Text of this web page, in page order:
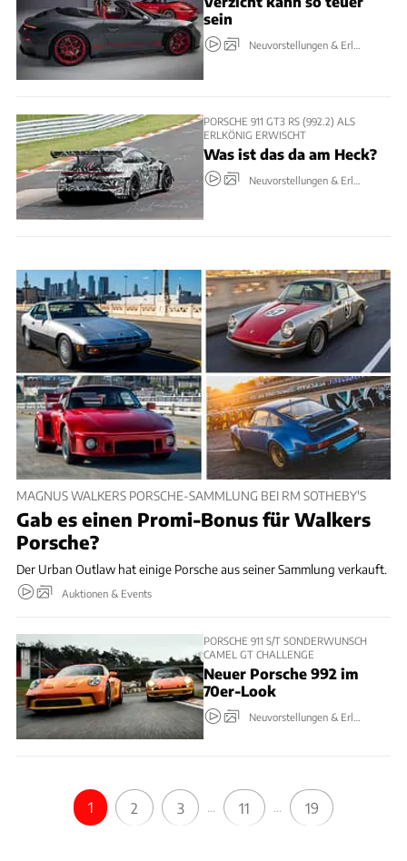
sein
Neuvorstellungen & Erlkönige
PORSCHE 911 GT3 RS (992.2) ALS
ERLKÖNIG ERWISCHT
Was ist das da am Heck?
Neuvorstellungen & Erlkönige
MAGNUS WALKERS PORSCHE-SAMMLUNG BEI RM SOTHEBY'S
Gab es einen Promi-Bonus für Walkers
Porsche?
Der Urban Outlaw hat einige Porsche aus seiner Sammlung verkauft.
Auktionen & Events
PORSCHE 911 S/T SONDERWUNSCH
CAMEL GT CHALLENGE
Neuer Porsche 992 im
70er-Look
Neuvorstellungen & Erlkönige
1 2 3 ... 11 ... 19